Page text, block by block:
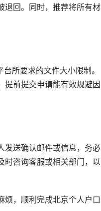
退回。同时，推荐将所有材
所要求的文件大小限制。
提前提交申请能有效规避因
发送确认邮件或信息，务必
时咨询客服或相关部门，以
烦，顺利完成北京个人户口